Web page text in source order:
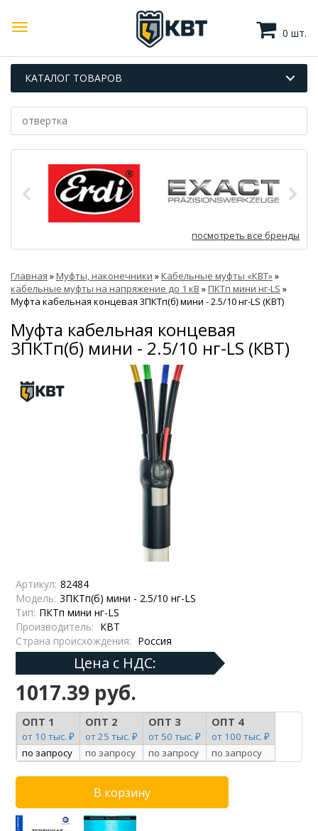
0 шт.
КАТАЛОГ ТОВАРОВ
посмотреть все бренды
Главная »Муфты, наконечники »Кабельные муфты «КВТ»»
кабельные муфты на напряжение до 1 кВ »ПКТп мини нг-LS »
Муфта кабельная концевая 3ПКТп(б) мини - 2.5/10 нг-LS (КВТ)
Муфта кабельная концевая
3ПКТп(б) мини - 2.5/10 нг-LS (КВТ)
Артикул: 82484
Модель: 3ПКТп(б) мини - 2.5/10 нг-LS
Тип: ПКТп мини нг-LS
Производитель: КВТ
Страна происхождения: Россия
Цена с НДС:
1017.39 руб.
ОПТ 1
от 10 тыс. ₽
ОПТ 2
от 25 тыс. ₽
ОПТ 3
от 50 тыс. ₽
ОПТ 4
от 100 тыс. ₽
по запросу
по запросу по запросу по запросу